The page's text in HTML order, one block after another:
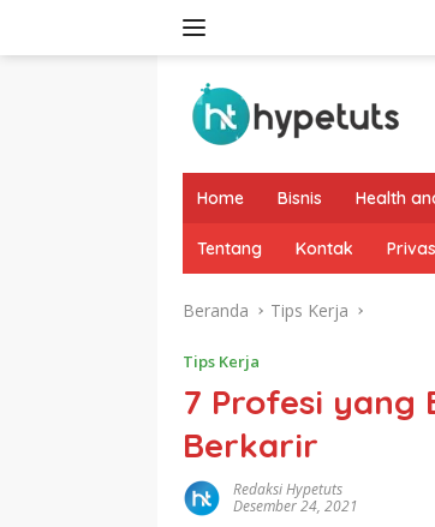
Home Bisnis Health
Tentang Kontak
Beranda Tips Kerja
Tips Kerja
7 Profesi yang
Berkarir
Redaksi Hypetuts
Desember 24, 2021